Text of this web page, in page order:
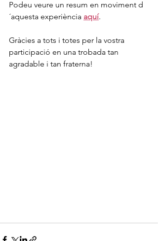
Podeu veure un resum en moviment d
´aquesta experiència aquí.
Gràcies a tots i totes per la vostra
participació en una trobada tan
agradable i tan fraterna!